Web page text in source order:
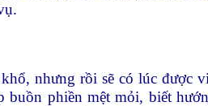
nhưng rồi sẽ có lúc được
phiền mệt mỏi, biết